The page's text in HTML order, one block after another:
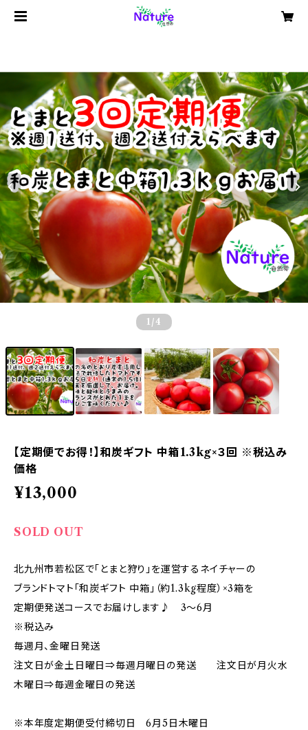
1 /4
【定期便でお得！】和炭ギフト 中箱1.3kg×３回 ※税込み
価格
¥13,000
SOLD OUT
北九州市若松区で「とまと狩り」を運営するネイチャーの
ブランドトマト「和炭ギフト 中箱」（約1.3kg程度）×3箱を
定期便発送コースでお届けします♪ 3～6月
※税込み
毎週月、金曜日発送
注文日が金土日曜日⇒毎週月曜日の発送 注文日が月火水
木曜日⇒毎週金曜日の発送
※本年度定期便受付締切日 6月5日木曜日